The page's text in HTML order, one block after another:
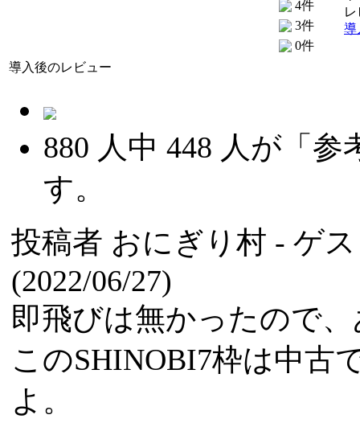
4件
3件
0件
導
導入後のレビュー
880 人中 448 人が「参
す。
投稿者 おにぎり村 - ゲ
(2022/06/27)
即飛びは無かったので
このSHINOBI7枠は中古
よ。